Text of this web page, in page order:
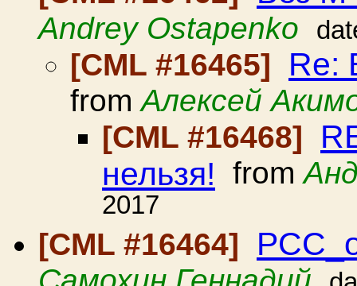
Andrey Ostapenko
[CML #16465] Re:
fromАлексей
[CML #16468]
нельзя! from
2017
[CML #16464]